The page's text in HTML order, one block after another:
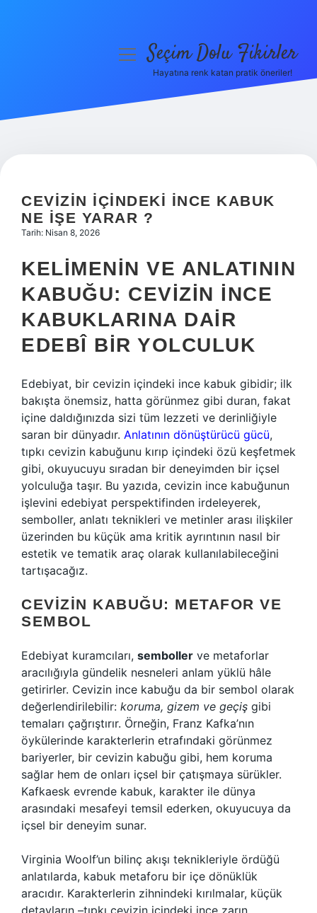
Hakkımızda
menüyüSeçim Dolu Fikirler
Hayatına renk katan pratik öneriler!
CEVIZIN IÇINDEKI INCE KABUK
NE IŞE YARAR ?
Tarih: Nisan 8, 2026
KELIMENIN VE ANLATININ
KABUĞU: CEVIZIN İNCE
KABUKLARINA DAIR
EDEBÎ BIR YOLCULUK
Edebiyat, bir cevizin içindeki ince kabuk gibidir; ilk
bakışta önemsiz, hatta görünmez gibi duran, fakat
içine daldığınızda sizi tüm lezzeti ve derinliğiyle
saran bir dünyadır. Anlatının dönüştürücü gücü,
tıpkı cevizin kabuğunu kırıp içindeki özü keşfetmek
gibi, okuyucuyu sıradan bir deneyimden bir içsel
yolculuğa taşır. Bu yazıda, cevizin ince kabuğunun
işlevini edebiyat perspektifinden irdeleyerek,
semboller, anlatı teknikleri ve metinler arası ilişkiler
üzerinden bu küçük ama kritik ayrıntının nasıl bir
estetik ve tematik araç olarak kullanılabileceğini
tartışacağız.
CEVIZIN KABUĞU: METAFOR VE
SEMBOL
Edebiyat kuramcıları, semboller ve metaforlar
aracılığıyla gündelik nesneleri anlam yüklü hâle
getirirler. Cevizin ince kabuğu da bir sembol olarak
değerlendirilebilir: koruma, gizem ve geçiş gibi
temaları çağrıştırır. Örneğin, Franz Kafka’nın
öykülerinde karakterlerin etrafındaki görünmez
bariyerler, bir cevizin kabuğu gibi, hem koruma
sağlar hem de onları içsel bir çatışmaya sürükler.
Kafkaesk evrende kabuk, karakter ile dünya
arasındaki mesafeyi temsil ederken, okuyucuya da
içsel bir deneyim sunar.
Virginia Woolf’un bilinç akışı teknikleriyle ördüğü
anlatılarda, kabuk metaforu bir içe dönüklük
aracıdır. Karakterlerin zihnindeki kırılmalar, küçük
detayların –tıpkı cevizin içindeki ince zarın